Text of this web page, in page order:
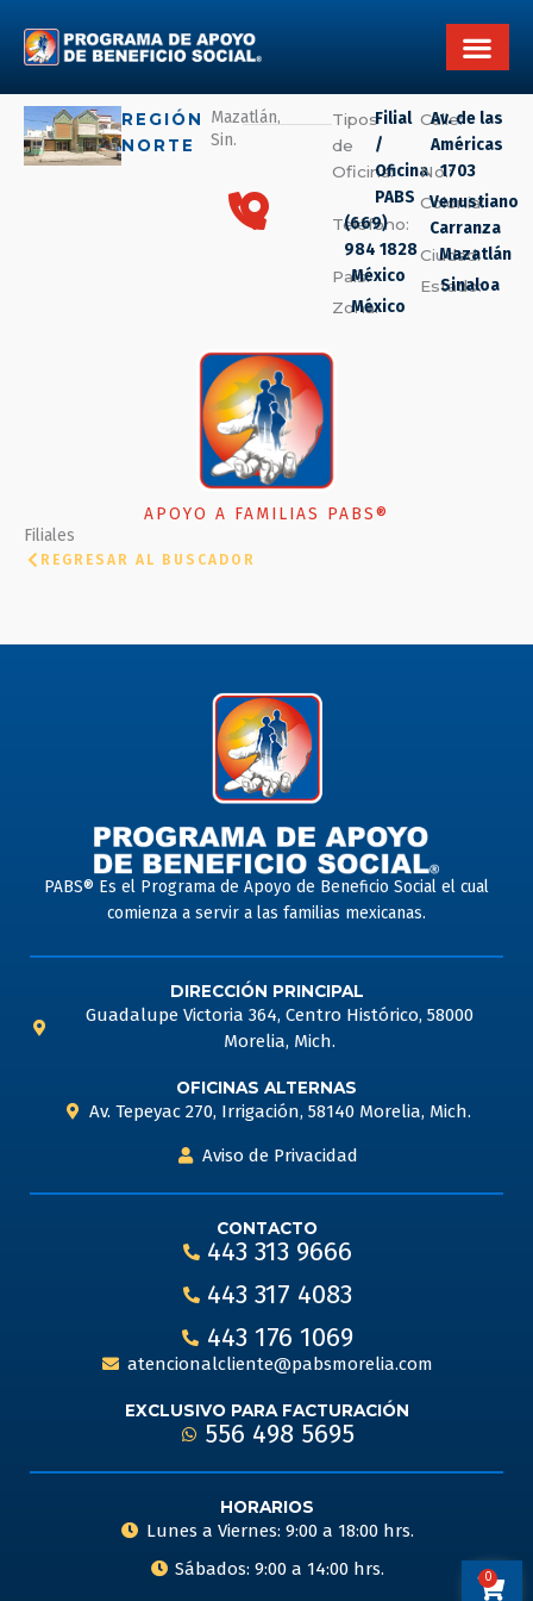
contenido
0
APOYO A FAMILIAS PABS®
Filiales
REGRESAR AL BUSCADOR
REGIÓN
NORTE
Mazatlán,
Sin.
Tipos
de
Oficina:
Filial
/
Oficina
PABS
Teléfono:
(669)
984 1828
País:México
Zona:
México
Calle:
Av. de las
Américas
No.:1703
Colonia:
Venustiano
Carranza
Ciudad:
Mazatlán
Estado:
Sinaloa
PABS® Es el Programa de Apoyo de Beneficio Social el cual
comienza a servir a las familias mexicanas.
DIRECCIÓN PRINCIPAL
Guadalupe Victoria 364, Centro Histórico, 58000
Morelia, Mich.
OFICINAS ALTERNAS
Av. Tepeyac 270, Irrigación, 58140 Morelia, Mich.
Aviso de Privacidad
CONTACTO
443 313 9666
443 317 4083
443 176 1069
atencionalcliente@pabsmorelia.com
EXCLUSIVO PARA FACTURACIÓN
556 498 5695
HORARIOS
Lunes a Viernes: 9:00 a 18:00 hrs.
Sábados: 9:00 a 14:00 hrs.